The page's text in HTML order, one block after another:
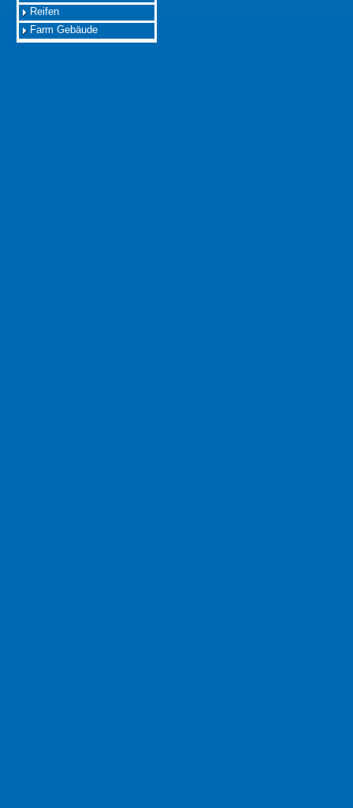
Reifen
Farm Gebäude